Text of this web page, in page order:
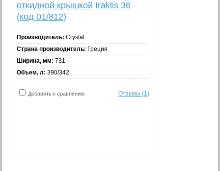
откидной крышкой Iraklis 36
(код 01/812)
Производитель: Crystal
Страна производитель: Греция
Ширина, мм: 731
Объем, л: 390/342
Добавить к сравнению Отзывы (1)